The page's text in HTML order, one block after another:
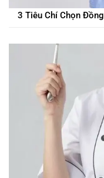
3 Tiêu Chí Chọn